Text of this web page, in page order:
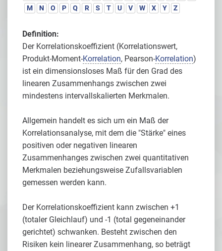
M
N O P Q R S T U V W X Y Z
Definition:
Der Korrelationskoeffizient (Korrelationswert,
Produkt-Moment-Korrelation, Pearson-Korrelation)
ist ein dimensionsloses Maß für den Grad des
linearen Zusammenhangs zwischen zwei
mindestens intervallskalierten Merkmalen.
Allgemein handelt es sich um ein Maß der
Korrelationsanalyse, mit dem die "Stärke" eines
positiven oder negativen linearen
Zusammenhanges zwischen zwei quantitativen
Merkmalen beziehungsweise Zufallsvariablen
gemessen werden kann.
Der Korrelationskoeffizient kann zwischen +1
(totaler Gleichlauf) und -1 (total gegeneinander
gerichtet) schwanken. Besteht zwischen den
Risiken kein linearer Zusammenhang, so beträgt